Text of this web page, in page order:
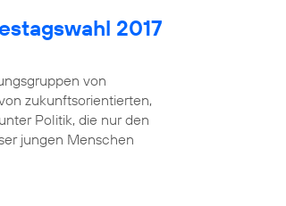
2017
von
zukunftsorientierten,
Politik, die nur den
jungen Menschen